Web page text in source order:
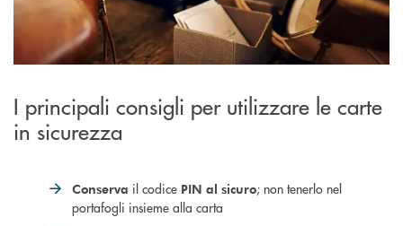
I principali consigli per utilizzare le carte
in sicurezza
Conserva il codice PIN al sicuro; non tenerlo nel
portafogli insieme alla carta